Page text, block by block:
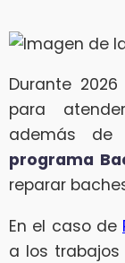
Durante
para
además de
programa
reparar
En el caso de
a los